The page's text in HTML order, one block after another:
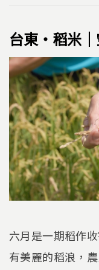
台東‧稻米｜
六月是一期稻作
有美麗的稻浪，